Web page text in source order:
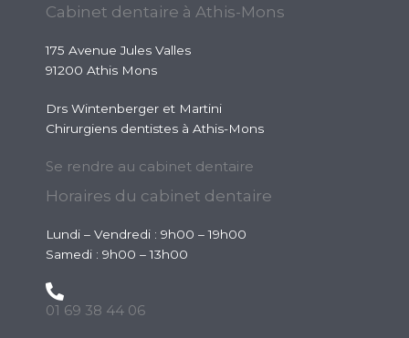
Cabinet dentaire à Athis-Mons
175 Avenue Jules Valles
91200 Athis Mons
Drs Wintenberger et Martini
Chirurgiens dentistes à Athis-Mons
Se rendre au cabinet dentaire
Horaires du cabinet dentaire
Lundi – Vendredi : 9h00 – 19h00
Samedi : 9h00 – 13h00
01 69 38 44 06